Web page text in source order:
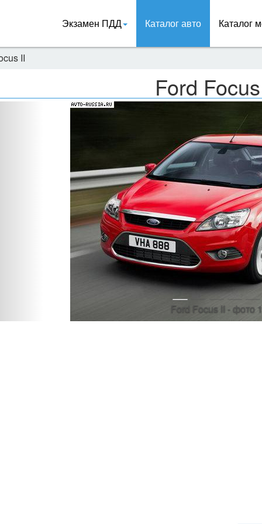
Экзамен ПДД Каталог авто Каталог
II
Ford
Ford Focus II - фото 1